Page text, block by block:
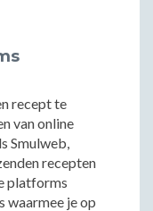
recept te
van online
Smulweb,
recepten
platforms
waarmee je op